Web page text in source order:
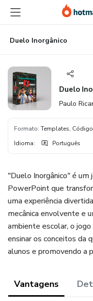
para
conteúdo
principal
para
pagamento
para
rodapéDuelo Inorgânico
Duelo
Paulo
Formato: Templates,
Idioma: Português
"Duelo Inorgânico" é
PowerPoint que
uma experiência
mecânica envolvente e
ambiente escolar, o
ensinar os conceitos da
alunos e promovendo a
Vantagens